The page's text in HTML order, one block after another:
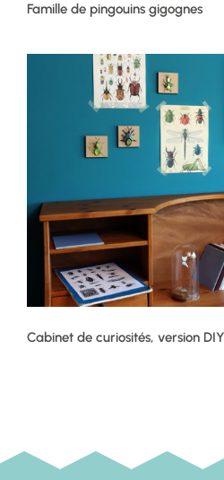
Famille de pingouins gigognes
Cabinet de curiosités, version